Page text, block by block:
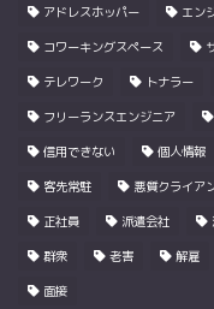
アドレスホッパー エン
コワーキングスペース
テレワーク トナラー
フリーランスエンジニア
信用できない 個人情報
客先常駐 悪質クライア
正社員 派遣会社
群衆 老害 解雇
面接